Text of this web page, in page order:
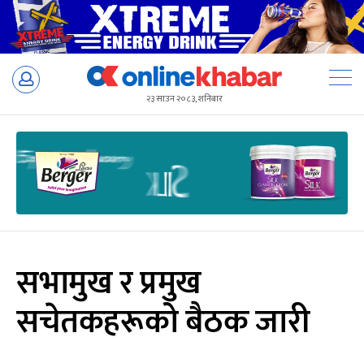
Skip
२३ साउन २०८३, शनिबार
सभामुख र प्रमुख
सचेतकहरूको बैठक जारी